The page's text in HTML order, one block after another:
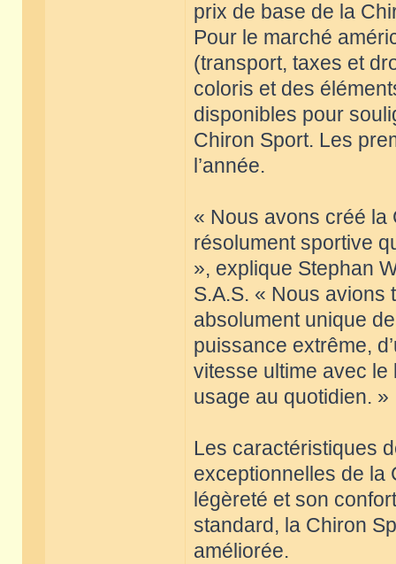
prix de base de la
Pour le marché
(transport, taxes et
coloris et des
disponibles pour
Chiron Sport. Les
l’année.
« Nous avons créé la
résolument sportive
», explique Stephan
S.A.S. « Nous
absolument unique
puissance extrême,
vitesse ultime avec le
usage au quotidien. »
Les caractéristiques
exceptionnelles de la
légèreté et son
standard, la Chiron
améliorée.